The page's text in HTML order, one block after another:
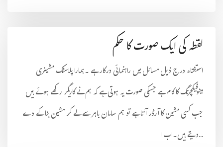
لقطہ کی ایک صورت کا حکم
استفتاء درج ذیل مسائل میں راہنمائی درکار ہے ۔ہمارا پلاسٹک مشینری
مینوفیکچرنگ کا کام ہے جسکی صورت یہ ہوتی ہے کہ ہم نے کاریگر رکھے ہوئے ہیں
جب کسی مشین کا آرڈر آتا ہے تو ہم سامان باہر سے لے کر مشین بنا کے دے
دیتے ہیں۔اب ا...